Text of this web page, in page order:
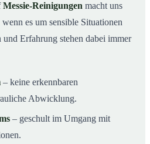
Messie-Reinigungen macht uns
es um sensible Situationen
Erfahrung stehen dabei immer
– keine erkennbaren
Abwicklung.
– geschult im Umgang mit